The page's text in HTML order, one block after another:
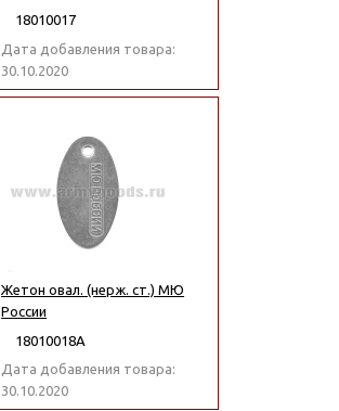
18010017
Дата добавления товара:
30.10.2020
Жетон овал. (нерж. ст.) МЮ
России
18010018А
Дата добавления товара:
30.10.2020